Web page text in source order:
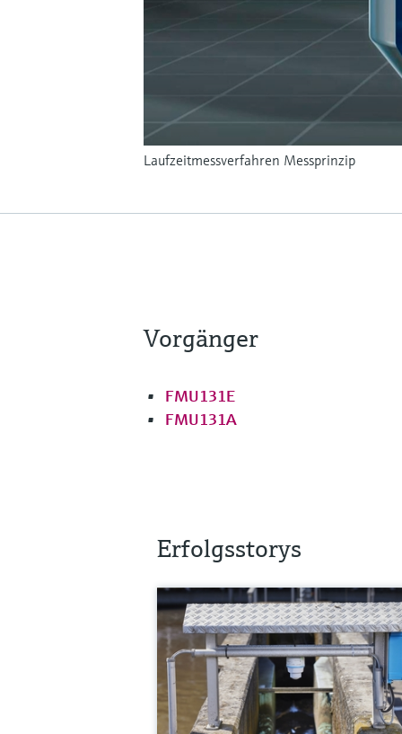
Laufzeitmessverfahren Messprinzip
Vorgänger
FMU131E
FMU131A
Erfolgsstorys